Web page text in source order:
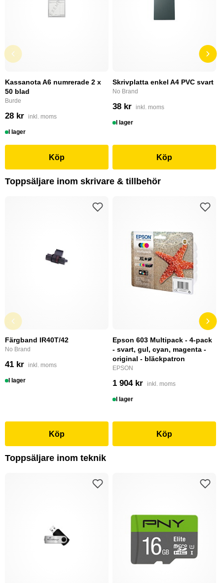
Kassanota A6 numrerade 2 x
50 blad
Burde
28 kr inkl. moms
I lager
Köp
Skrivplatta enkel A4 PVC svart
No Brand
38 kr inkl. moms
I lager
Köp
Toppsäljare inom skrivare & tillbehör
Färgband IR40T/42
No Brand
41 kr inkl. moms
I lager
Köp
Epson 603 Multipack - 4-pack
- svart, gul, cyan, magenta -
original - bläckpatron
EPSON
1 904 kr inkl. moms
I lager
Köp
Toppsäljare inom teknik